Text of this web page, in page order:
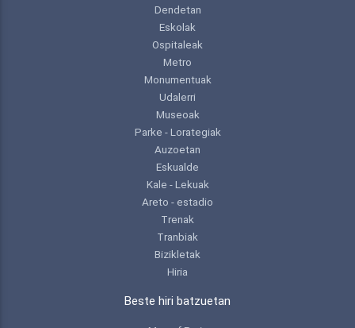
Dendetan
Eskolak
Ospitaleak
Metro
Monumentuak
Udalerri
Museoak
Parke - Lorategiak
Auzoetan
Eskualde
Kale - Lekuak
Areto - estadio
Trenak
Tranbiak
Bizikletak
Hiria
Beste hiri batzuetan